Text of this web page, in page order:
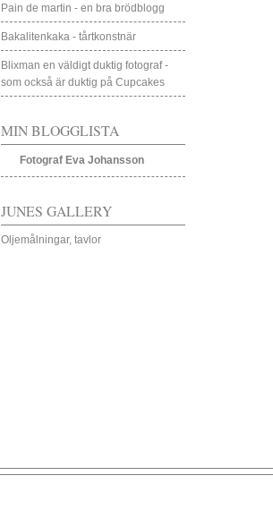
Pain de martin - en bra brödblogg
Bakalitenkaka - tårtkonstnär
Blixman en väldigt duktig fotograf -
som också är duktig på Cupcakes
MIN BLOGGLISTA
Fotograf Eva Johansson
JUNES GALLERY
Oljemålningar, tavlor